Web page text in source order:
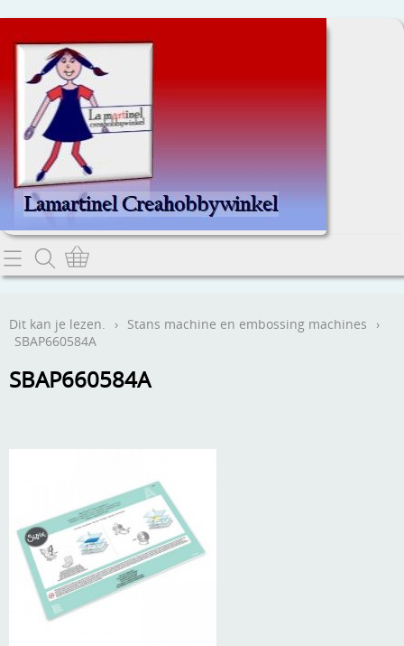
Home
Contact
Webwinkel
Andere
Boeken en magazines
Dies om te stansen
DVD-CD
Verzend - en verpakkingsk
Mijn account
Info
Anders creatief
Dit kan je lezen. › Stans machine en embossing machines
›
SBAP660584A
SBAP660584A